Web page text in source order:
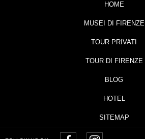
HOME
MUSEI DI FIRENZE
TOUR PRIVATI
TOUR DI FIRENZE
BLOG
HOTEL
SITEMAP